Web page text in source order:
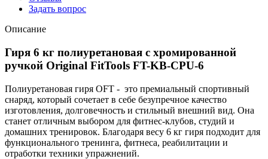
Задать вопрос
Описание
Гиря 6 кг полиуретановая с хромированной
ручкой Original FitTools FT-KB-CPU-6
Полиуретановая гиря OFT - это премиальный спортивный
снаряд, который сочетает в себе безупречное качество
изготовления, долговечность и стильный внешний вид. Она
станет отличным выбором для фитнес-клубов, студий и
домашних тренировок. Благодаря весу 6 кг гиря подходит для
функционального тренинга, фитнеса, реабилитации и
отработки техники упражнений.